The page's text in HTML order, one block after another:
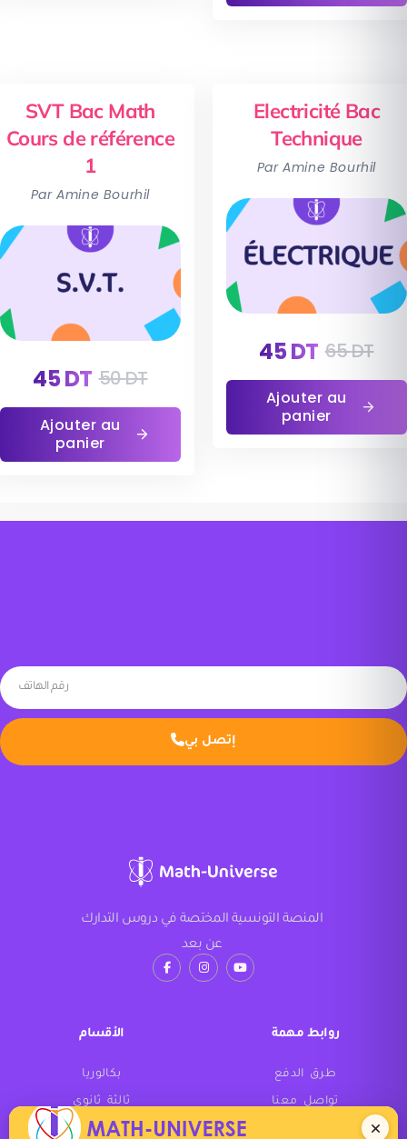
SVT Bac Math
Cours de référence
1
Par Amine Bourhil
45DT 50DT
Ajouter au
panier
Electricité Bac
Technique
Par Amine Bourhil
45DT 65DT
Ajouter au
panier
إتصل بي
الأقسام
بكالوريا
ثالثة ثانوي
ثانية ثانوي
روابط مهمة
طرق الدفع
تواصل معنا